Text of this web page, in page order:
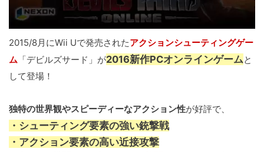
2015/8月にWii Uで発売されたアクションシューティングゲー
ム 「デビルズサード」が2016新作PCオンラインゲームと
して登場！
独特の世界観やスピーディーなアクション性が好評で、
・シューティング要素の強い銃撃戦
・アクション要素の高い近接攻撃